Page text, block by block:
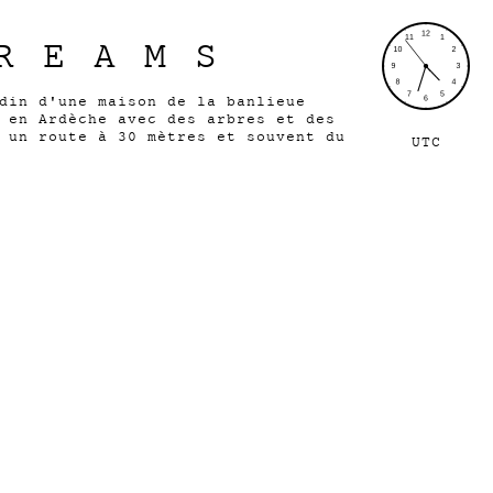
UTC
d'une maison de la banlieue
en Ardèche avec des arbres et des
un route à 30 mètres et souvent du